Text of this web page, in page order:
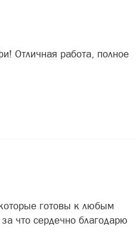
Отличная работа, полное
готовы к любым
что сердечно благодарю